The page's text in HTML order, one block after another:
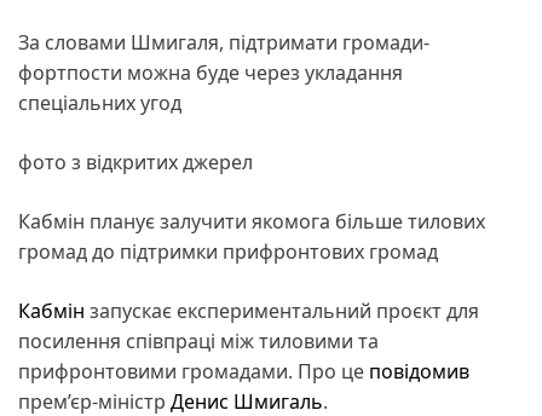
За словами Шмигаля, підтримати громади-
фортпости можна буде через укладання
спеціальних угод
фото з відкритих джерел
Кабмін планує залучити якомога більше тилових
громад до підтримки прифронтових громад
Кабмін запускає експериментальний проєкт для
посилення співпраці між тиловими та
прифронтовими громадами. Про це повідомив
прем’єр-міністр Денис Шмигаль.